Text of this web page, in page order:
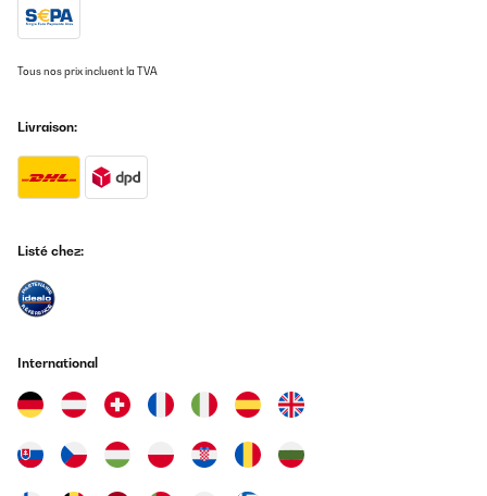
Tous nos prix incluent la TVA
Livraison:
Listé chez:
International